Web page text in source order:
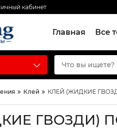
кабинет
Главная Все
Клей КЛЕЙ (ЖИДКИЕ
ГВОЗДИ)